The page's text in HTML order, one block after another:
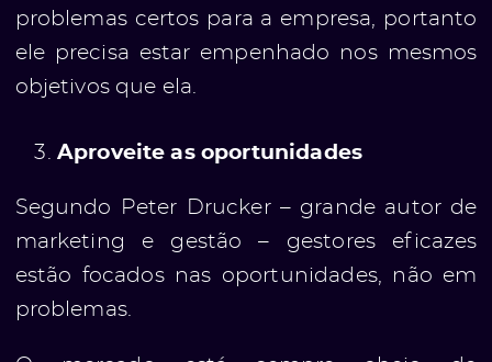
problemas certos para a empresa, portanto
ele precisa estar empenhado nos mesmos
objetivos que ela.
Aproveite as oportunidades
Segundo Peter Drucker – grande autor de
marketing e gestão – gestores eficazes
estão focados nas oportunidades, não em
problemas.